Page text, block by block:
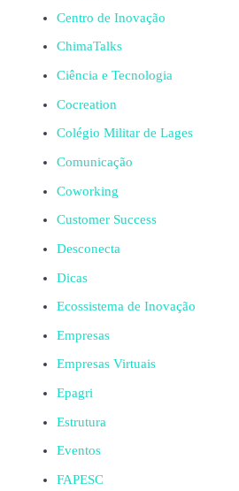
Centro de Inovação
ChimaTalks
Ciência e Tecnologia
Cocreation
Colégio Militar de Lages
Comunicação
Coworking
Customer Success
Desconecta
Dicas
Ecossistema de Inovação
Empresas
Empresas Virtuais
Epagri
Estrutura
Eventos
FAPESC